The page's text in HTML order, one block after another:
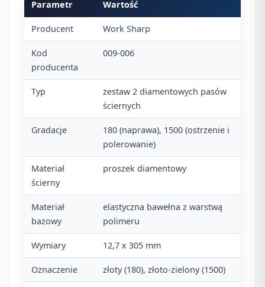
Parametr Wartość
Producent Work Sharp
Kod
producenta
009-006
Typ
zestaw 2 diamentowych pasów
ściernych
Gradacje
180 (naprawa), 1500 (ostrzenie i
polerowanie)
Materiał
ścierny
proszek diamentowy
Materiał
bazowy
elastyczna bawełna z warstwą
polimeru
Wymiary 12,7 x 305 mm
Oznaczenie złoty (180), złoto-zielony (1500)